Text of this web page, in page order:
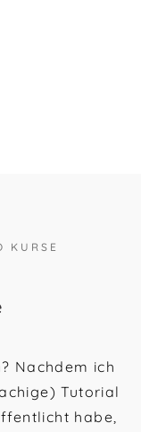
KURSE
Nachdem ich
Tutorial
habe,